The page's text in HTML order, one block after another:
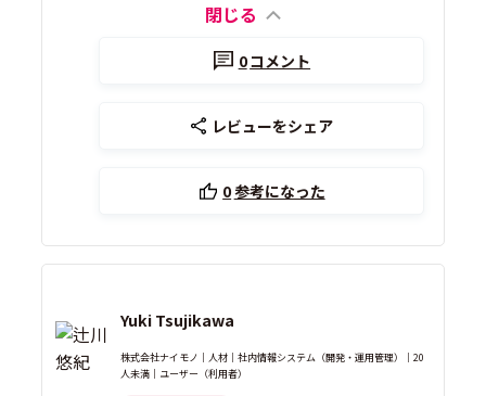
閉じる
0コメント
レビューをシェア
0参考になった
Yuki Tsujikawa
株式会社ナイモノ｜人材｜社内情報システム（開発・運用管理）｜20
人未満｜ユーザー（利用者）